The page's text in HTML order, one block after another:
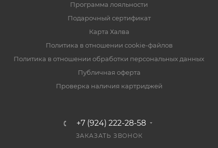
Программа лояльности
Подарочный сертификат
Карта Халва
Политика в отношении cookie-файлов
Политика в отношении обработки персональных данных
Публичная оферта
Проверка наличия картриджей
+7 (924) 222-28-58
ЗАКАЗАТЬ ЗВОНОК